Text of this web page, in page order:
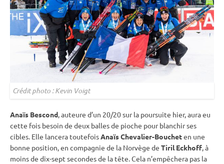
Crédit photo : Kevin Voigt
Anaïs Bescond, auteure d’un 20/20 sur la poursuite hier, aura eu
cette fois besoin de deux balles de pioche pour blanchir ses
cibles. Elle lancera toutefoisAnaïs Chevalier-Boucheten une
bonne position, en compagnie de la Norvège de Tiril Eckhoff, à
moins de dix-sept secondes de la tête. Cela n’empêchera pas la